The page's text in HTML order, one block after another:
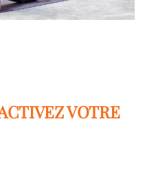
VOTRE